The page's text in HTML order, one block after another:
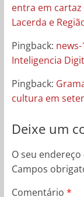
entra em cartaz
Lacerda e
Pingback:
Inteligencia
Pingback:
cultura em
Deixe um
O seu
Campos
Comentário *